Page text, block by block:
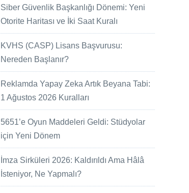
Siber Güvenlik Başkanlığı Dönemi: Yeni
Otorite Haritası ve İki Saat Kuralı
KVHS (CASP) Lisans Başvurusu:
Nereden Başlanır?
Reklamda Yapay Zeka Artık Beyana Tabi:
1 Ağustos 2026 Kuralları
5651’e Oyun Maddeleri Geldi: Stüdyolar
için Yeni Dönem
İmza Sirküleri 2026: Kaldırıldı Ama Hâlâ
İsteniyor, Ne Yapmalı?